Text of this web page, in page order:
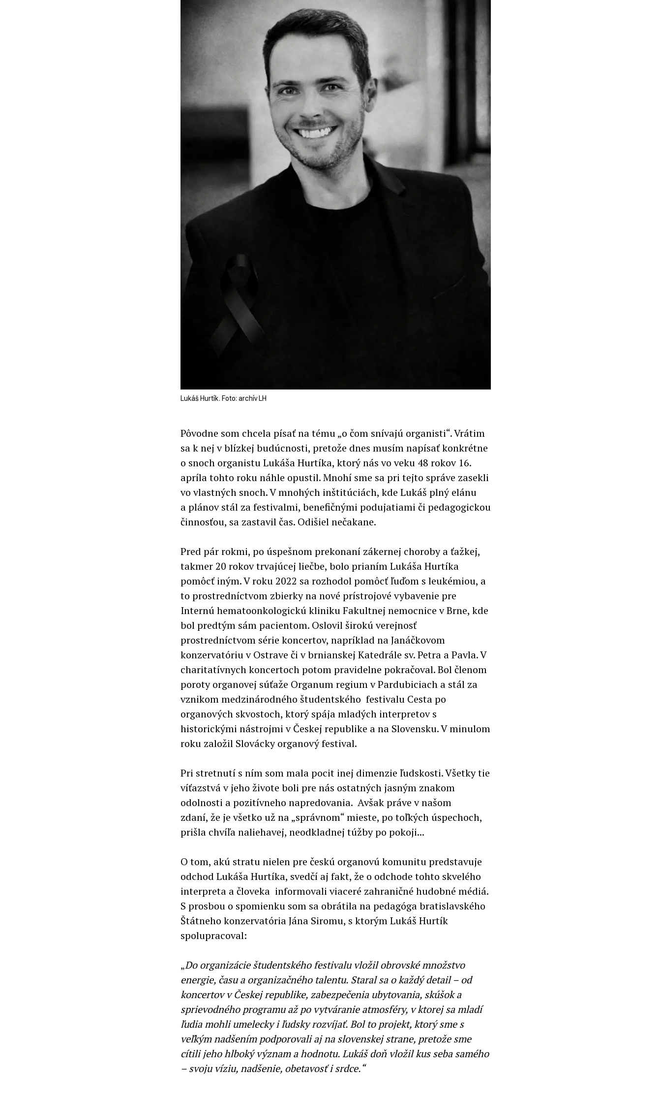
Lukáš Hurtík. Foto: archív LH
Pôvodne som chcela písať na tému „o čom snívajú organisti“. Vrátim
sa k nej v blízkej budúcnosti, pretože dnes musím napísať konkrétne
o snoch organistu Lukáša Hurtíka, ktorý nás vo veku 48 rokov 16.
apríla tohto roku náhle opustil. Mnohí sme sa pri tejto správe zasekli
vo vlastných snoch. V mnohých inštitúciách, kde Lukáš plný elánu
a plánov stál za festivalmi, benefičnými podujatiami či pedagogickou
činnosťou, sa zastavil čas. Odišiel nečakane.
Pred pár rokmi, po úspešnom prekonaní zákernej choroby a ťažkej,
takmer 20 rokov trvajúcej liečbe, bolo prianím Lukáša Hurtíka
pomôcť iným. V roku 2022 sa rozhodol pomôcť ľuďom s leukémiou, a
to prostredníctvom zbierky na nové prístrojové vybavenie pre
Internú hematoonkologickú kliniku Fakultnej nemocnice v Brne, kde
bol predtým sám pacientom. Oslovil širokú verejnosť
prostredníctvom série koncertov, napríklad na Janáčkovom
konzervatóriu v Ostrave či v brnianskej Katedrále sv. Petra a Pavla. V
charitatívnych koncertoch potom pravidelne pokračoval. Bol členom
poroty organovej súťaže Organum regium v Pardubiciach a stál za
vznikom medzinárodného študentského festivalu Cesta po
organových skvostoch, ktorý spája mladých interpretov s
historickými nástrojmi v Českej republike a na Slovensku. V minulom
roku založil Slovácky organový festival.
Pri stretnutí s ním som mala pocit inej dimenzie ľudskosti. Všetky tie
víťazstvá v jeho živote boli pre nás ostatných jasným znakom
odolnosti a pozitívneho napredovania. Avšak práve v našom
zdaní, že je všetko už na „správnom“ mieste, po toľkých úspechoch,
prišla chvíľa naliehavej, neodkladnej túžby po pokoji...
O tom, akú stratu nielen pre českú organovú komunitu predstavuje
odchod Lukáša Hurtíka, svedčí aj fakt, že o odchode tohto skvelého
interpreta a človeka informovali viaceré zahraničné hudobné médiá.
S prosbou o spomienku som sa obrátila na pedagóga bratislavského
Štátneho konzervatória Jána Siromu, s ktorým Lukáš Hurtík
spolupracoval:
„Do organizácie študentského festivalu vložil obrovské množstvo
energie, času a organizačného talentu. Staral sa o každý detail – od
koncertov v Českej republike, zabezpečenia ubytovania, skúšok a
sprievodného programu až po vytváranie atmosféry, v ktorej sa mladí
ľudia mohli umelecky i ľudsky rozvíjať. Bol to projekt, ktorý sme s
veľkým nadšením podporovali aj na slovenskej strane, pretože sme
cítili jeho hlboký význam a hodnotu. Lukáš doň vložil kus seba samého
– svoju víziu, nadšenie, obetavosť i srdce.“